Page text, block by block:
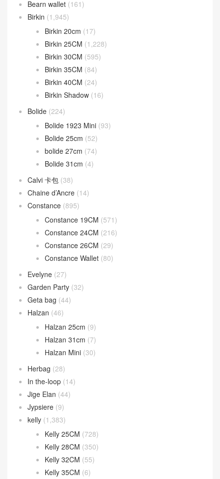
Bearn wallet (161)
Birkin (1,945)
Birkin 20cm (17)
Birkin 25CM (1,228)
Birkin 30CM (595)
Birkin 35CM (84)
Birkin 40CM (24)
Birkin Shadow (16)
Bolide (224)
Bolide 1923 Mini (93)
Bolide 25cm (52)
bolide 27cm (74)
Bolide 31cm (4)
Calvi 卡包 (38)
Chaine d’Ancre (14)
Constance (895)
Constance 19CM (571)
Constance 24CM (216)
Constance 26CM (29)
Constance Wallet (80)
Evelyne (27)
Garden Party (32)
Geta bag (44)
Halzan (46)
Halzan 25cm (9)
Halzan 31cm (7)
Halzan Mini (30)
Herbag (28)
In the-loop (14)
Jige Elan (44)
Jypsiere (9)
kelly (1,383)
Kelly 25CM (728)
Kelly 28CM (350)
Kelly 32CM (55)
Kelly 35CM (6)